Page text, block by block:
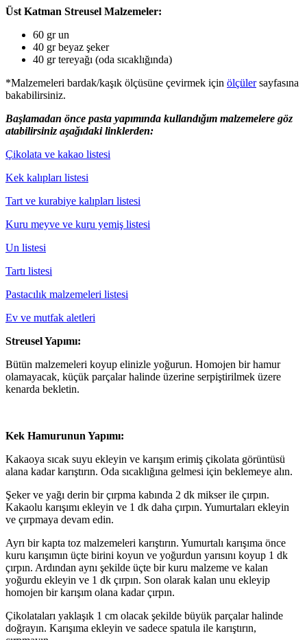
Üst Katman Streusel Malzemeler:
60 gr un
40 gr beyaz şeker
40 gr tereyağı (oda sıcaklığında)
*Malzemeleri bardak/kaşık ölçüsüne çevirmek için ölçülersayfasına
bakabilirsiniz.
Başlamadan önce pasta yapımında kullandığım malzemelere göz
atabilirsiniz aşağıdaki linklerden:
Çikolata ve kakao listesi
Kek kalıpları listesi
Tart ve kurabiye kalıpları listesi
Kuru meyve ve kuru yemiş listesi
Un listesi
Tartı listesi
Pastacılık malzemeleri listesi
Ev ve mutfak aletleri
Streusel Yapımı:
Bütün malzemeleri koyup elinizle yoğurun. Homojen bir hamur
olamayacak, küçük parçalar halinde üzerine serpiştirilmek üzere
kenarda bekletin.
Kek Hamurunun Yapımı:
Kakaoya sıcak suyu ekleyin ve karışım erimiş çikolata görüntüsü
alana kadar karıştırın. Oda sıcaklığına gelmesi için beklemeye alın.
Şeker ve yağı derin bir çırpma kabında 2 dk mikser ile çırpın.
Kakaolu karışımı ekleyin ve 1 dk daha çırpın. Yumurtaları ekleyin
ve çırpmaya devam edin.
Ayrı bir kapta toz malzemeleri karıştırın. Yumurtalı karışıma önce
kuru karışımın üçte birini koyun ve yoğurdun yarısını koyup 1 dk
çırpın. Ardından aynı şekilde üçte bir kuru malzeme ve kalan
yoğurdu ekleyin ve 1 dk çırpın. Son olarak kalan unu ekleyip
homojen bir karışım olana kadar çırpın.
Çikolataları yaklaşık 1 cm olacak şekilde büyük parçalar halinde
doğrayın. Karışıma ekleyin ve sadece spatula ile karıştırın,